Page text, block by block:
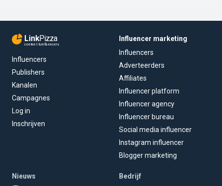
LinkPizza
content & influencers
Influencers
Publishers
Kanalen
Campagnes
Log in
Inschrijven
Influencer marketing
Influencers
Adverteerders
Affiliates
Influencer platform
Influencer agency
Influencer bureau
Social media influencer
Instagram influencer
Blogger marketing
Nieuws
Bedrijf